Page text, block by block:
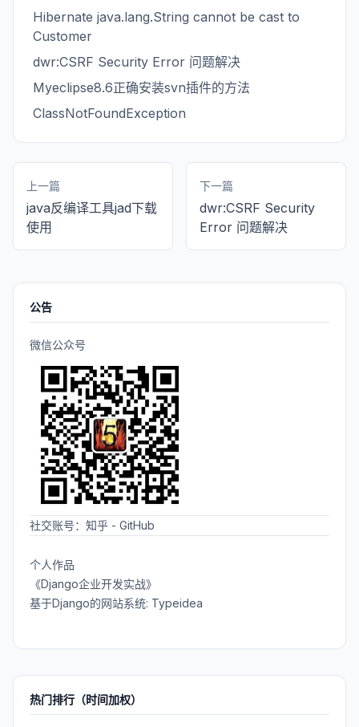
Hibernate java.lang.String cannot be cast to
Customer
dwr:CSRF Security Error 问题解决
Myeclipse8.6正确安装svn插件的方法
ClassNotFoundException
上一篇
java反编译工具jad下载
使用
下一篇
dwr:CSRF Security
Error 问题解决
公告
微信公众号
社交账号： 知乎 - GitHub
个人作品
《Django企业开发实战》
基于Django的网站系统: Typeidea
热门排行（时间加权）